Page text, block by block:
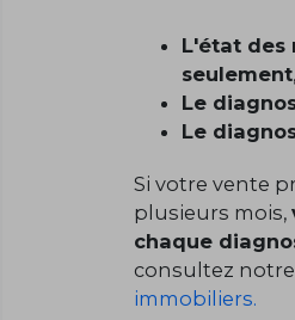
L'état des
seulement
Le
Le
Si votre vente
plusieurs mois,
chaque
consultez
immobiliers.